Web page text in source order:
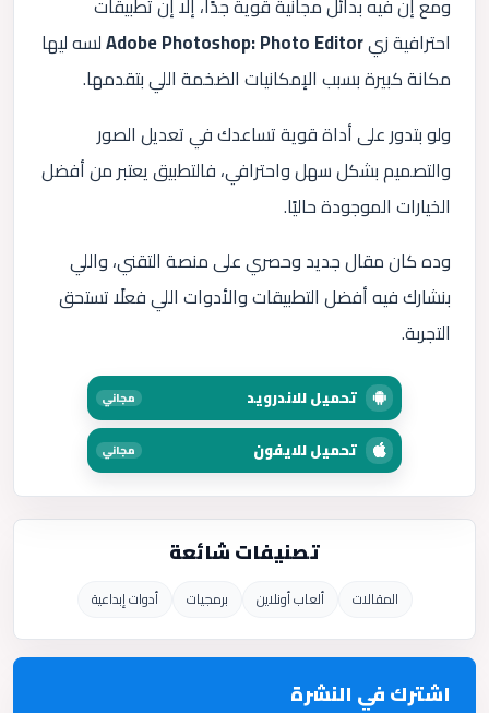
تصنيفات شائعة
المقالات ألعاب أونلاين برمجيات أدوات إبداعية
اشترك في النشرة
ومع إن فيه بدائل مجانية قوية جدًا، إلا إن تطبيقات
احترافية زيAdobe Photoshop: Photo Editorلسه ليها
مكانة كبيرة بسبب الإمكانيات الضخمة اللي بتقدمها.
ولو بتدور على أداة قوية تساعدك في تعديل الصور
والتصميم بشكل سهل واحترافي، فالتطبيق يعتبر من أفضل
الخيارات الموجودة حاليًا.
وده كان مقال جديد وحصري على منصة التقني، واللي
بنشارك فيه أفضل التطبيقات والأدوات اللي فعلًا تستحق
التجربة.
تحميل للاندرويد مجاني
تحميل للايفون مجاني